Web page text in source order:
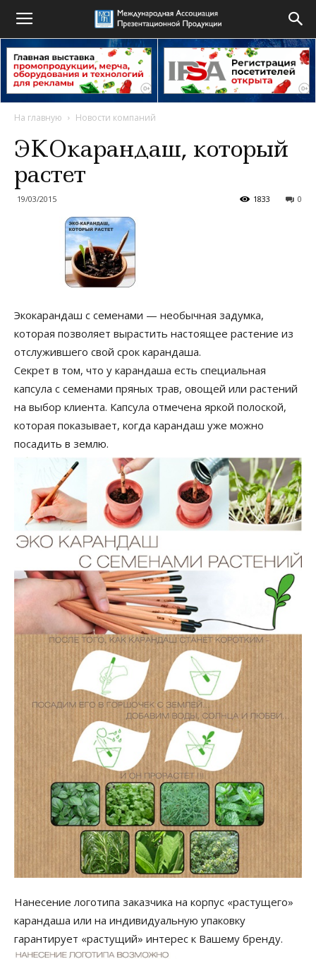
На главную Новости компаний
ЭКОкарандаш, который
растет
19/03/2015 0
1833
Экокарандаш с семенами — необычная задумка,
которая позволяет вырастить настоящее растение из
отслужившего свой срок карандаша.
Секрет в том, что у карандаша есть специальная
капсула с семенами пряных трав, овощей или растений
на выбор клиента. Капсула отмечена яркой полоской,
которая показывает, когда карандаш уже можно
посадить в землю.
Нанесение логотипа заказчика на корпус «растущего»
карандаша или на индивидуальную упаковку
гарантирует «растущий» интерес к Вашему бренду.